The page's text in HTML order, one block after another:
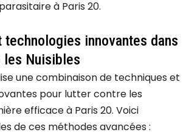
à Paris 20.
technologies innovantes dans
les Nuisibles
une combinaison de techniques et
pour lutter contre les
efficace à Paris 20. Voici
de ces méthodes avancées :